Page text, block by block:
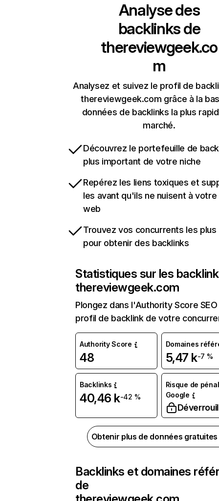
Analyse des
backlinks de
thereviewgeek.co
m
Analysez et suivez le profil de
thereviewgeek.com grâce à la
données de backlinks la plus
marché.
Découvrez le portefeuille de
plus important de votre niche
Repérez les liens toxiques et
les avant qu'ils ne nuisent à
web
Trouvez vos concurrents les
pour obtenir des backlinks
Statistiques sur les
thereviewgeek.com
Plongez dans l'Authority Score
profil de backlink de votre
Authority Score
48
Domaines
5,47 k-7 %
Backlinks
40,46 k-42 %
Risque de
Google
Obtenir plus de données
Backlinks et domaines
de